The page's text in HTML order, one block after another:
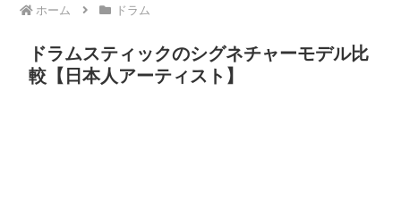
ホーム ドラム
ドラムスティックのシグネチャーモデル比
較【日本人アーティスト】